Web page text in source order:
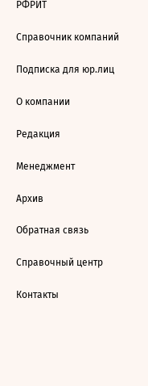
РФРИТ
Справочник компаний
Подписка для юр.лиц
О компании
Редакция
Менеджмент
Архив
Обратная связь
Справочный центр
Контакты